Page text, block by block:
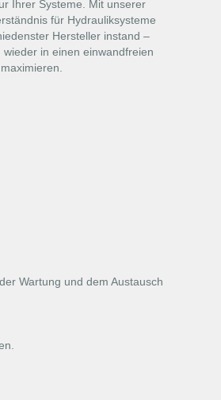
Ihrer Systeme. Mit unserer
für Hydrauliksysteme
Hersteller instand –
in einen einwandfreien
Wartung und dem Austausch